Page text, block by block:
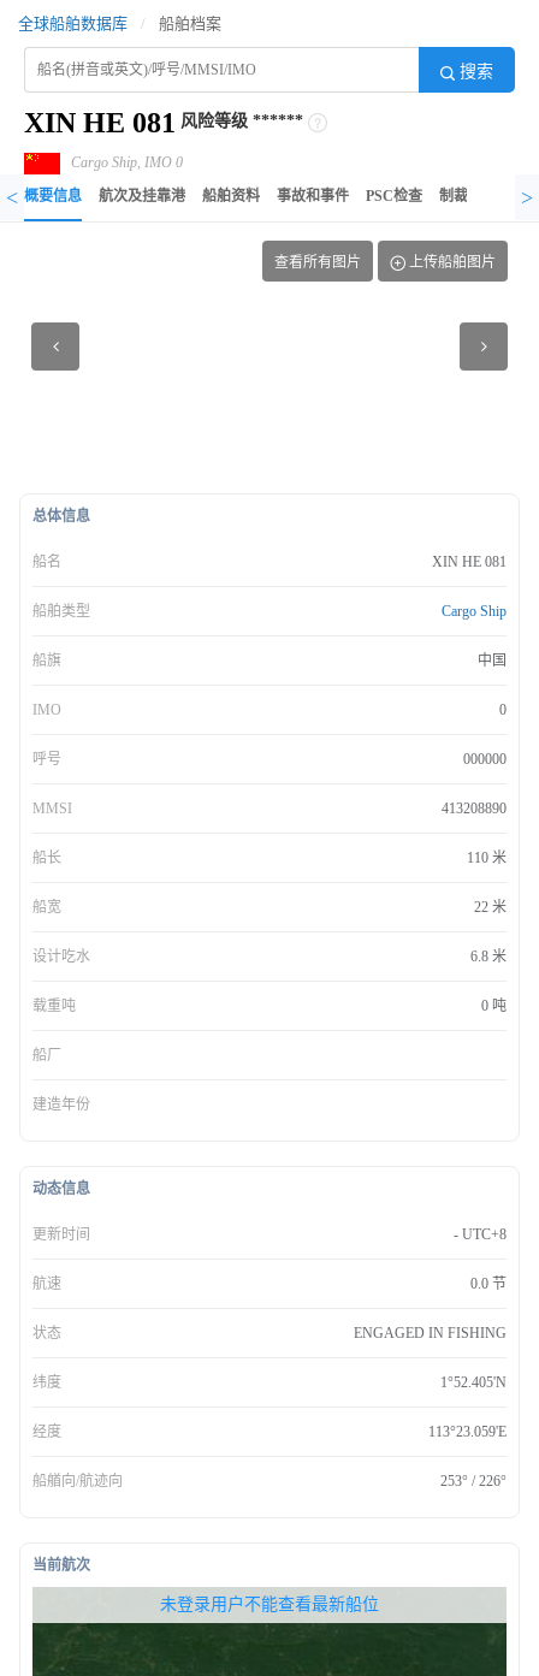
全球船舶数据库 / 船舶档案
搜索
XIN HE 081 风险等级 ******
Cargo Ship, IMO 0
< 概要信息 航次及挂靠港 船舶资料 事故和事件 PSC检查 制裁记录 异
>
总体信息
船名 XIN HE 081
船舶类型 Cargo Ship
船旗 中国
IMO 0
呼号 000000
MMSI 413208890
船长 110 米
船宽 22 米
设计吃水 6.8 米
载重吨 0 吨
船厂
建造年份
查看所有图片 上传船舶图片
动态信息
更新时间 - UTC+8
航速 0.0 节
状态 ENGAGED IN FISHING
纬度 1°52.405'N
经度 113°23.059'E
船艏向/航迹向 253° / 226°
当前航次
未登录用户不能查看最新船位
无权查看最新船位，请联系开通